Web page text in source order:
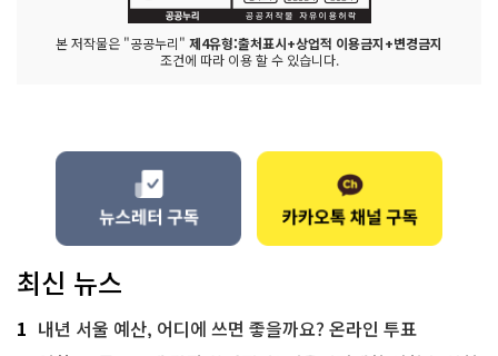
본 저작물은 "공공누리" 제4유형:출처표시+상업적 이용금지+변경금지
조건에 따라 이용 할 수 있습니다.
최신 뉴스
1 내년 서울 예산, 어디에 쓰면 좋을까요? 온라인 투표